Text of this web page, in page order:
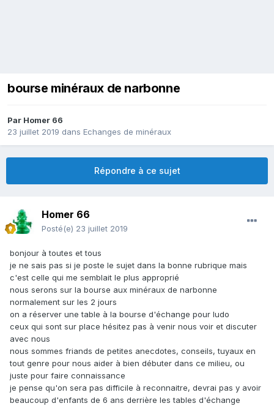
bourse minéraux de narbonne
Par Homer 66
23 juillet 2019 dans Echanges de minéraux
Répondre à ce sujet
Homer 66
Posté(e) 23 juillet 2019
bonjour à toutes et tous
je ne sais pas si je poste le sujet dans la bonne rubrique mais
c'est celle qui me semblait le plus approprié
nous serons sur la bourse aux minéraux de narbonne
normalement sur les 2 jours
on a réserver une table à la bourse d'échange pour ludo
ceux qui sont sur place hésitez pas à venir nous voir et discuter
avec nous
nous sommes friands de petites anecdotes, conseils, tuyaux en
tout genre pour nous aider à bien débuter dans ce milieu, ou
juste pour faire connaissance
je pense qu'on sera pas difficile à reconnaitre, devrai pas y avoir
beaucoup d'enfants de 6 ans derrière les tables d'échange